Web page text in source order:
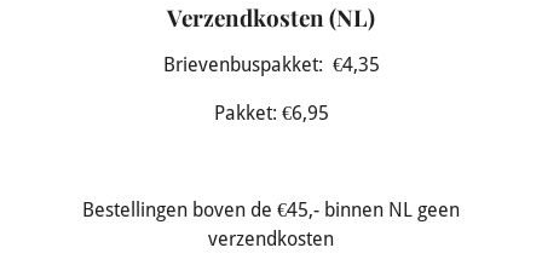
Verzendkosten (NL)
Brievenbuspakket: €4,35
Pakket: €6,95
Bestellingen boven de €45,- binnen NL geen
verzendkosten